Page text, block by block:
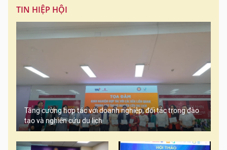
TIN HIỆP HỘI
Tăng cường hợp tác với doanh nghiệp, đối tác trong đào
tạo và nghiên cứu du lịch